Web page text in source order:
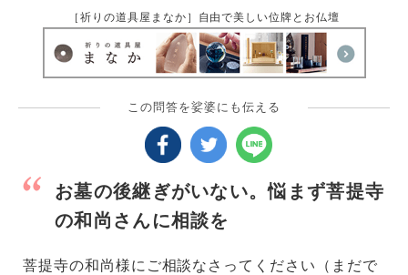
［祈りの道具屋まなか］自由で美しい位牌とお仏壇
この問答を娑婆にも伝える
お墓の後継ぎがいない。悩まず菩提寺
の和尚さんに相談を
菩提寺の和尚様にご相談なさってください（まだで